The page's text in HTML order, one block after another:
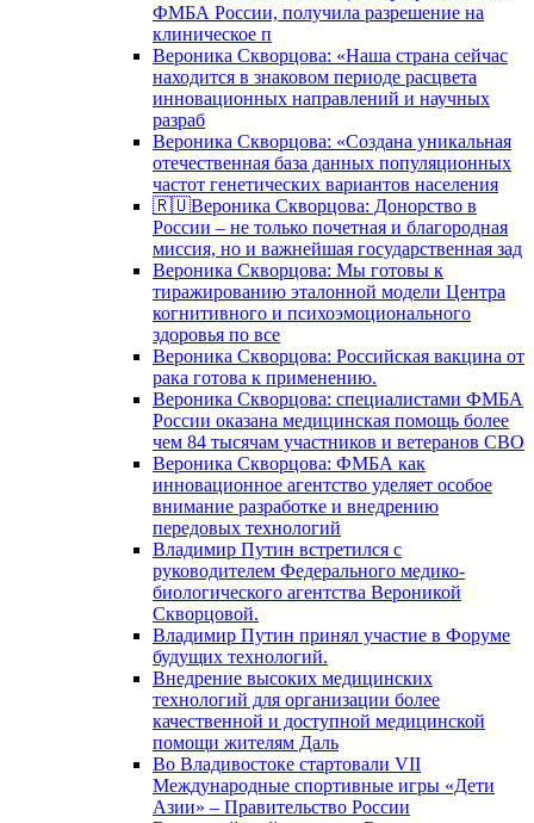
ФМБА России, получила разрешение на
клиническое п
Вероника Скворцова: «Наша страна сейчас
находится в знаковом периоде расцвета
инновационных направлений и научных
разраб
Вероника Скворцова: «Создана уникальная
отечественная база данных популяционных
частот генетических вариантов населения
🇷🇺Вероника Скворцова: Донорство в
России – не только почетная и благородная
миссия, но и важнейшая государственная зад
Вероника Скворцова: Мы готовы к
тиражированию эталонной модели Центра
когнитивного и психоэмоционального
здоровья по все
Вероника Скворцова: Российская вакцина от
рака готова к применению.
Вероника Скворцова: специалистами ФМБА
России оказана медицинская помощь более
чем 84 тысячам участников и ветеранов СВО
Вероника Скворцова: ФМБА как
инновационное агентство уделяет особое
внимание разработке и внедрению
передовых технологий
Владимир Путин встретился с
руководителем Федерального медико-
биологического агентства Вероникой
Скворцовой.
Владимир Путин принял участие в Форуме
будущих технологий.
Внедрение высоких медицинских
технологий для организации более
качественной и доступной медицинской
помощи жителям Даль
Во Владивостоке стартовали VII
Международные спортивные игры «Дети
Азии» – Правительство России